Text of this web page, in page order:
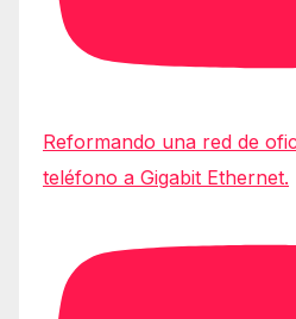
Reformando una red de
teléfono a Gigabit Ethernet.